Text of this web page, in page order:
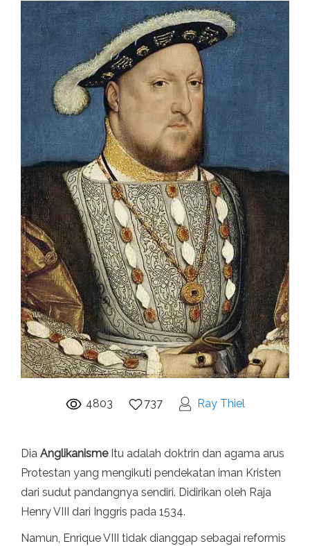
4803 737 Ray Thiel
Dia AnglikanismeItu adalah doktrin dan agama arus
Protestan yang mengikuti pendekatan iman Kristen
dari sudut pandangnya sendiri. Didirikan oleh Raja
Henry VIII dari Inggris pada 1534.
Namun, Enrique VIII tidak dianggap sebagai reformis